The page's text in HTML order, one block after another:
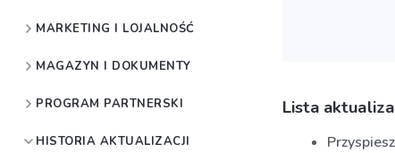
MARKETING I LOJALNOŚĆ
MAGAZYN I DOKUMENTY
PROGRAM PARTNERSKI
HISTORIA AKTUALIZACJI
Lista